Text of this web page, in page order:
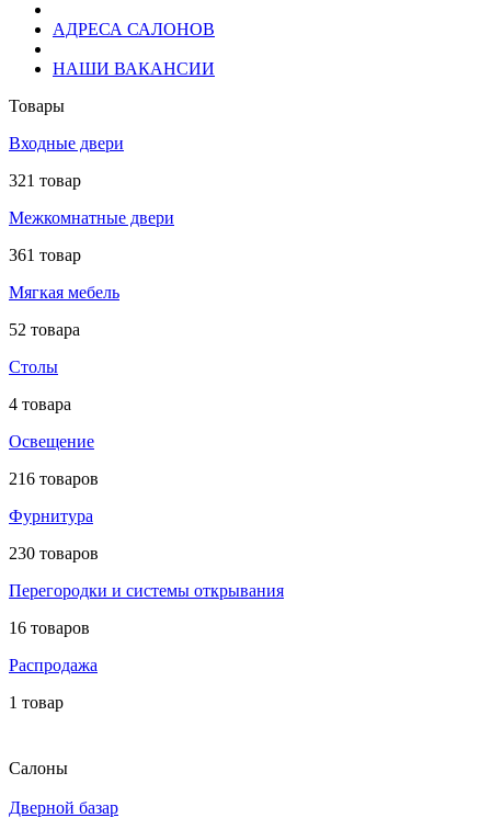
АДРЕСА САЛОНОВ
НАШИ ВАКАНСИИ
Товары
Входные двери
321 товар
Межкомнатные двери
361 товар
Мягкая мебель
52 товара
Столы
4 товара
Освещение
216 товаров
Фурнитура
230 товаров
Перегородки и системы открывания
16 товаров
Распродажа
1 товар
Салоны
Дверной базар